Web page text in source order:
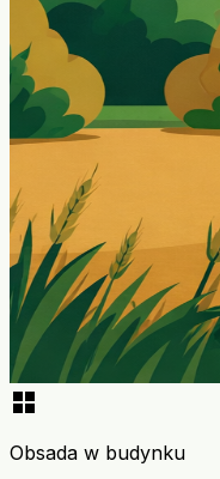
grid_view
Obsada w budynku